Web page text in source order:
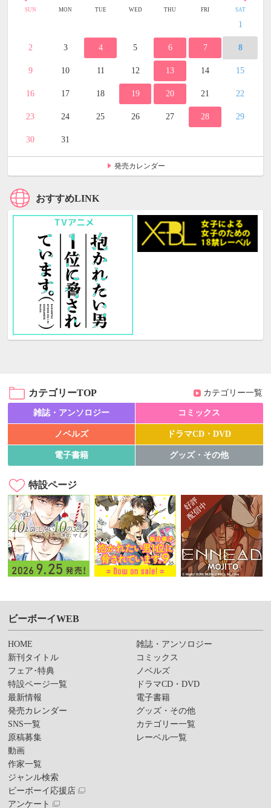
SUN MON TUE WED THU FRI SAT
1
2 3 4 5 6 7 8
9 10 11 12 13 14 15
16 17 18 19 20 21 22
23 24 25 26 27 28 29
30 31
発売カレンダー
おすすめLINK
カテゴリーTOP カテゴリー一覧
雑誌・アンソロジー コミックス
ノベルズ ドラマCD・DVD
電子書籍 グッズ・その他
特設ページ
ビーボーイWEB
HOME
新刊タイトル
フェア･特典
特設ページ一覧
最新情報
発売カレンダー
SNS一覧
原稿募集
動画
作家一覧
ジャンル検索
ビーボーイ応援店
アンケート
雑誌・アンソロジー
コミックス
ノベルズ
ドラマCD・DVD
電子書籍
グッズ・その他
カテゴリー一覧
レーベル一覧